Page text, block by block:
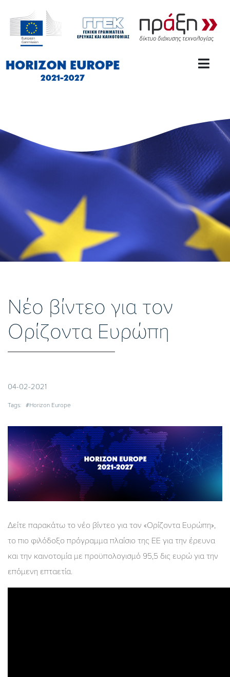
Νέο βίντεο για τον
Ορίζοντα Ευρώπη
04-02-2021
Tags: #Horizon Europe
Δείτε παρακάτω το νέο βίντεο για τον «Ορίζοντα Ευρώπη»,
το πιο φιλόδοξο πρόγραμμα πλαίσιο της ΕΕ για την έρευνα
και την καινοτομία με προϋπολογισμό 95,5 δις ευρώ για την
επόμενη επταετία.